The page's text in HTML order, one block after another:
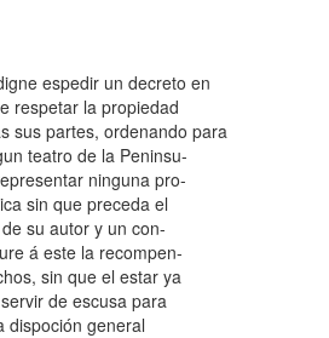
espedir un decreto en
la propiedad
partes, ordenando para
de la Peninsu-
ninguna pro-
que preceda el
autor y un con-
este la recompen-
sin que el estar ya
de escusa para
general